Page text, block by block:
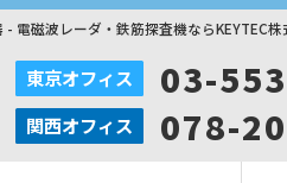
電磁波レーダ・鉄筋探査機ならKEYTEC株
東京オフィス 03-
関西オフィス 078-